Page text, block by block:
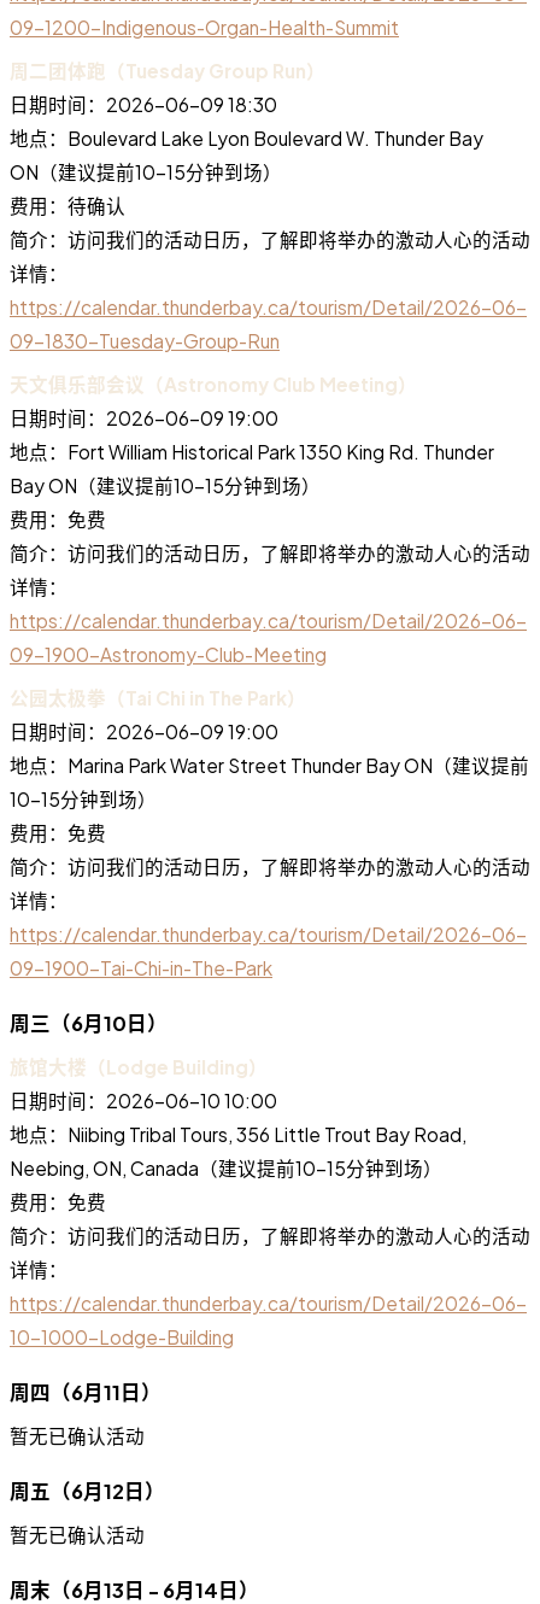
09-1200-Indigenous-Organ-Health-Summit
周二团体跑（Tuesday Group Run）
日期时间：2026-06-09 18:30
地点：Boulevard Lake Lyon Boulevard W. Thunder Bay
ON（建议提前10-15分钟到场）
费用：待确认
简介：访问我们的活动日历，了解即将举办的激动人心的活动
详情：
https://calendar.thunderbay.ca/tourism/Detail/2026-06-
09-1830-Tuesday-Group-Run
天文俱乐部会议（Astronomy Club Meeting）
日期时间：2026-06-09 19:00
地点：Fort William Historical Park 1350 King Rd. Thunder
Bay ON（建议提前10-15分钟到场）
费用：免费
简介：访问我们的活动日历，了解即将举办的激动人心的活动
详情：
https://calendar.thunderbay.ca/tourism/Detail/2026-06-
09-1900-Astronomy-Club-Meeting
公园太极拳（Tai Chi in The Park）
日期时间：2026-06-09 19:00
地点：Marina Park Water Street Thunder Bay ON（建议提前
10-15分钟到场）
费用：免费
简介：访问我们的活动日历，了解即将举办的激动人心的活动
详情：
https://calendar.thunderbay.ca/tourism/Detail/2026-06-
09-1900-Tai-Chi-in-The-Park
周三（6月10日）
旅馆大楼（Lodge Building）
日期时间：2026-06-10 10:00
地点：Niibing Tribal Tours, 356 Little Trout Bay Road,
Neebing, ON, Canada（建议提前10-15分钟到场）
费用：免费
简介：访问我们的活动日历，了解即将举办的激动人心的活动
详情：
https://calendar.thunderbay.ca/tourism/Detail/2026-06-
10-1000-Lodge-Building
周四（6月11日）
暂无已确认活动
周五（6月12日）
暂无已确认活动
周末（6月13日 - 6月14日）